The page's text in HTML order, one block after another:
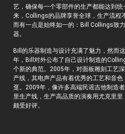
艺，确保每一个零部件的生产都能达到
来，Collings的品牌享誉全球，生产流程
而有一点是始终如一的：Bill Collings致
器。
Bill的乐器制造与设计充满了魅力，然而
年，Bill对外公布了自己设计制造的
个新的典范。2005年，对面板雕刻工艺
产线，其电声产品有着优秀的工艺和音
趸。2009年，像许多高端民谣吉他制造
里生产线，生产高品质的演奏用尤克里
颇受好评。